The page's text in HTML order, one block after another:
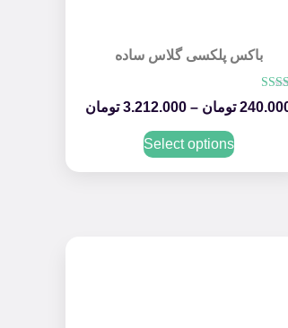
باکس پلکسی گلاس ساده
امتیاز
5.00
تومان –
3.212.000 تومان
Select options